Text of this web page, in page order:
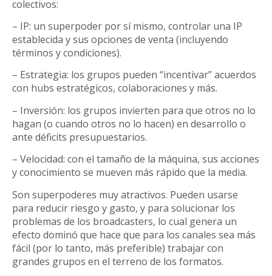
colectivos:
– IP: un superpoder por símismo, controlar una IP
establecida y sus opciones de venta (incluyendo
términos y condiciones).
– Estrategia: los grupos pueden “incentivar” acuerdos
con hubs estratégicos, colaboraciones y más.
– Inversión: los grupos invierten para que otros no lo
hagan (o cuando otros no lo hacen) en desarrollo o
ante déficits presupuestarios.
– Velocidad: con el tamaño de la máquina, sus acciones
y conocimiento se mueven más rápido que la media.
Son superpoderes muy atractivos. Pueden usarse
para reducir riesgo y gasto, y para solucionar los
problemas de los broadcasters, lo cual genera un
efecto dominó que hace que para los canales sea más
fácil (por lo tanto, más preferible) trabajar con
grandes grupos en el terreno de los formatos.